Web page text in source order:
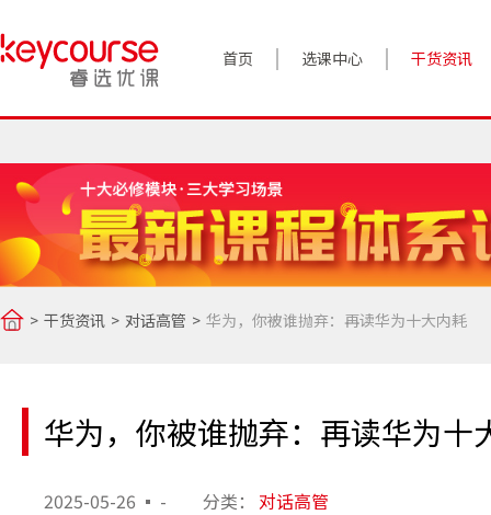
首页 选课中心 干货资讯
政策前沿
答疑精选
睿选视角
干货资讯 对话高管 华为，你被谁抛弃：再读华为十大内耗
华为，你被谁抛弃：再读华为十
2025-05-26 - 分类： 对话高管